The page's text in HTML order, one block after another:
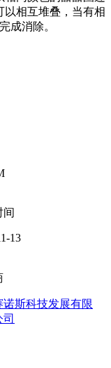
以相互堆叠，当有相
成消除。
间
13
诺斯科技发展有限